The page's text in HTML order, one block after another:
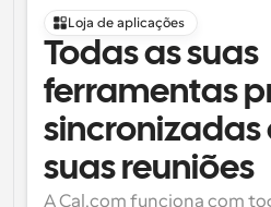
Loja de aplicações
Todas as suas
ferramentas
sincronizadas
suas reuniões
A Cal.com funciona com